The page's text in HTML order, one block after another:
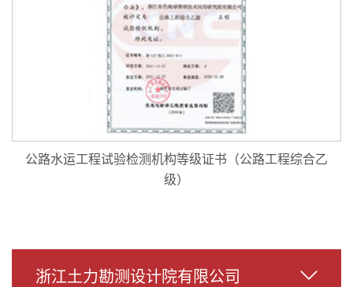
公路水运工程试验检测机构等级证书（公路工程综合乙
级）
浙江土力勘测设计院有限公司